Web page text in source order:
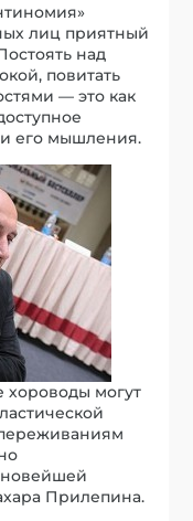
лиц приятный
над
повитать
— это как
его мышления.
хороводы могут
новейшей
Прилепина.